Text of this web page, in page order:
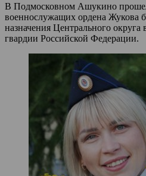
В Подмосковном Ашукино
военнослужащих ордена Жукова
назначения Центрального округа
гвардии Российской Федерации.